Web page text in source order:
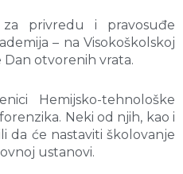
privredu i pravosuđe
– na Visokoškolskoj
Dan otvorenih vrata.
Hemijsko-tehnološke
Neki od njih, kao i
da će nastaviti školovanje
ustanovi.